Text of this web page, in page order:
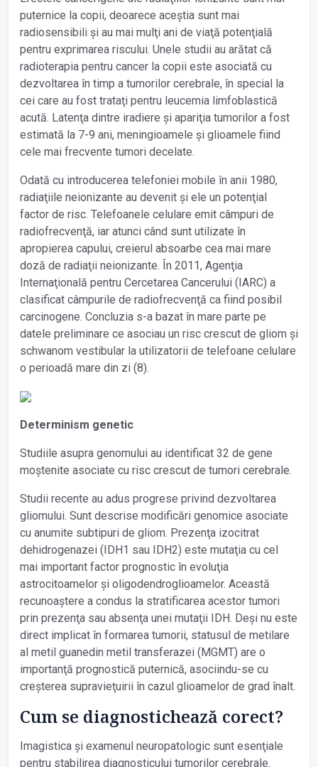
puternice la copii, deoarece aceștia sunt mai
radiosensibili și au mai mulţi ani de viaţă potenţială
pentru exprimarea riscului. Unele studii au arătat că
radioterapia pentru cancer la copii este asociată cu
dezvoltarea în timp a tumorilor cerebrale, în special la
cei care au fost trataţi pentru leucemia limfoblastică
acută. Latenţa dintre iradiere și apariţia tumorilor a fost
estimată la 7-9 ani, meningioamele și glioamele fiind
cele mai frecvente tumori decelate.
Odată cu introducerea telefoniei mobile în anii 1980,
radiaţiile neionizante au devenit și ele un potenţial
factor de risc. Telefoanele celulare emit câmpuri de
radiofrecvenţă, iar atunci când sunt utilizate în
apropierea capului, creierul absoarbe cea mai mare
doză de radiaţii neionizante. În 2011, Agenţia
Internaţională pentru Cercetarea Cancerului (IARC) a
clasificat câmpurile de radiofrecvenţă ca fiind posibil
carcinogene. Concluzia s-a bazat în mare parte pe
datele preliminare ce asociau un risc crescut de gliom și
schwanom vestibular la utilizatorii de telefoane celulare
o perioadă mare din zi (8).
Determinism genetic
Studiile asupra genomului au identificat 32 de gene
moștenite asociate cu risc crescut de tumori cerebrale.
Studii recente au adus progrese privind dezvoltarea
gliomului. Sunt descrise modificări genomice asociate
cu anumite subtipuri de gliom. Prezenţa izocitrat
dehidrogenazei (IDH1 sau IDH2) este mutaţia cu cel
mai important factor prognostic în evoluţia
astrocitoamelor și oligodendroglioamelor. Această
recunoaștere a condus la stratificarea acestor tumori
prin prezenţa sau absenţa unei mutaţii IDH. Deși nu este
direct implicat în formarea tumorii, statusul de metilare
al metil guanedin metil transferazei (MGMT) are o
importanţă prognostică puternică, asociindu-se cu
creșterea supravieţuirii în cazul glioamelor de grad înalt.
Cum se diagnostichează corect?
Imagistica și examenul neuropatologic sunt esenţiale
pentru stabilirea diagnosticului tumorilor cerebrale.